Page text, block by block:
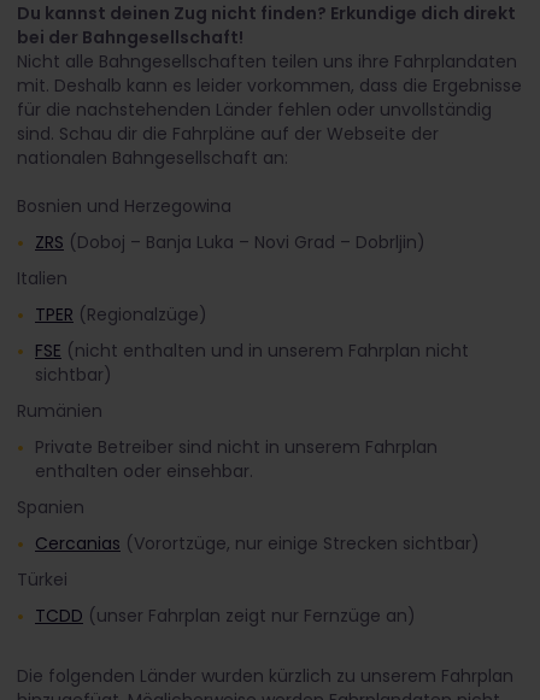
Du kannst deinen Zug nicht finden? Erkundige dich direkt
bei der Bahngesellschaft!
Nicht alle Bahngesellschaften teilen uns ihre Fahrplandaten
mit. Deshalb kann es leider vorkommen, dass die Ergebnisse
für die nachstehenden Länder fehlen oder unvollständig
sind. Schau dir die Fahrpläne auf der Webseite der
nationalen Bahngesellschaft an:
Bosnien und Herzegowina
ZRS (Doboj – Banja Luka – Novi Grad – Dobrljin)
Italien
TPER (Regionalzüge)
FSE (nicht enthalten und in unserem Fahrplan nicht
sichtbar)
Rumänien
Private Betreiber sind nicht in unserem Fahrplan
enthalten oder einsehbar.
Spanien
Cercanias (Vorortzüge, nur einige Strecken sichtbar)
Türkei
TCDD (unser Fahrplan zeigt nur Fernzüge an)
Die folgenden Länder wurden kürzlich zu unserem Fahrplan